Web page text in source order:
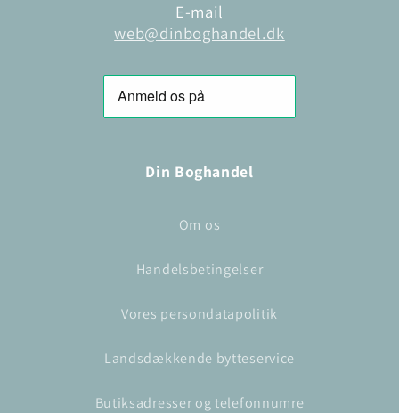
E-mail
web@dinboghandel.dk
Din Boghandel
Om os
Handelsbetingelser
Vores persondatapolitik
Landsdækkende bytteservice
Butiksadresser og telefonnumre